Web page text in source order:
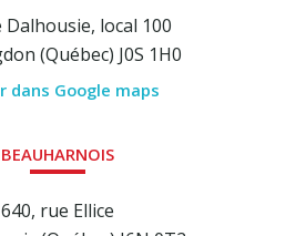
Dalhousie, local 100
(Québec) J0S 1H0
dans Google maps
BEAUHARNOIS
640, rue Ellice